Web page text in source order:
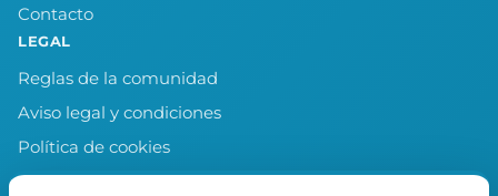
Contacto
LEGAL
Reglas de la comunidad
Aviso legal y condiciones
Política de cookies
Política de privacidad